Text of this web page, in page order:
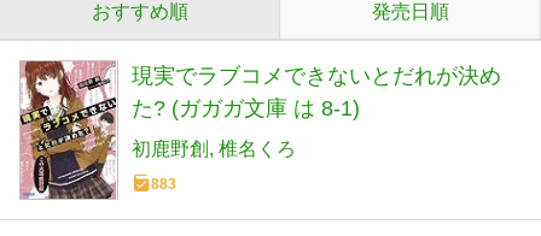
おすすめ順 発売日順
現実でラブコメできないとだれが決め
た? (ガガガ文庫 は 8-1)
初鹿野創 椎名くろ
883